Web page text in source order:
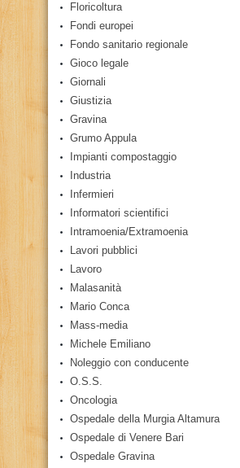
Floricoltura
Fondi europei
Fondo sanitario regionale
Gioco legale
Giornali
Giustizia
Gravina
Grumo Appula
Impianti compostaggio
Industria
Infermieri
Informatori scientifici
Intramoenia/Extramoenia
Lavori pubblici
Lavoro
Malasanità
Mario Conca
Mass-media
Michele Emiliano
Noleggio con conducente
O.S.S.
Oncologia
Ospedale della Murgia Altamura
Ospedale di Venere Bari
Ospedale Gravina